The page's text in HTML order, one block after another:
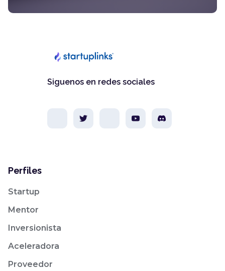
Siguenos en redes sociales
Perfiles
Startup
Mentor
Inversionista
Aceleradora
Proveedor